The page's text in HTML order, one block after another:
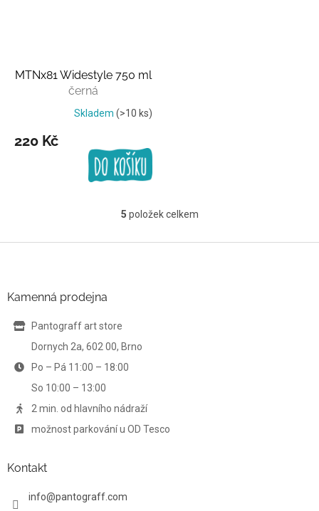
MTNx81 Widestyle 750 ml
černá
Skladem (>10 ks)
220 Kč
O
l
p
i
5 položek celkem
Kamenná prodejna
Pantograff art store
Dornych 2a, 602 00, Brno
Po – Pá 11:00 – 18:00
So 10:00 – 13:00
2 min. od hlavního nádraží
možnost parkování u OD Tesco
Kontakt
info@pantograff.com